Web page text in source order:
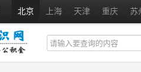
北京 上海 天津 重庆 苏